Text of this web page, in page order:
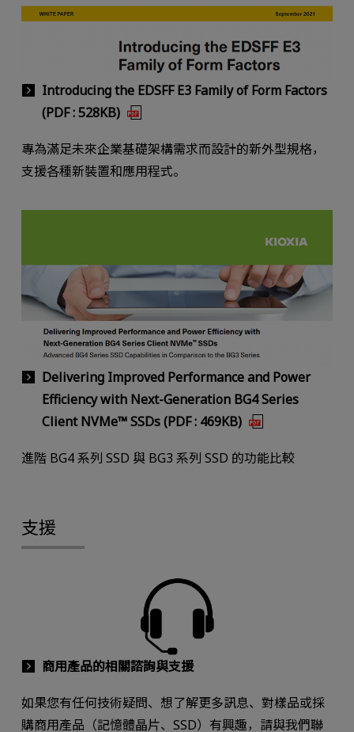
Introducing the EDSFF E3 Family of Form Factors
(PDF : 528KB)
專為滿足未來企業基礎架構需求而設計的新外型規格，
支援各種新裝置和應用程式。
Delivering Improved Performance and Power
Efficiency with Next-Generation BG4 Series
Client NVMe™ SSDs (PDF : 469KB)
進階 BG4 系列 SSD 與 BG3 系列 SSD 的功能比較
支援
商用產品的相關諮詢與支援
如果您有任何技術疑問、想了解更多訊息、對樣品或採
購商用產品（記憶體晶片、SSD）有興趣，請與我們聯